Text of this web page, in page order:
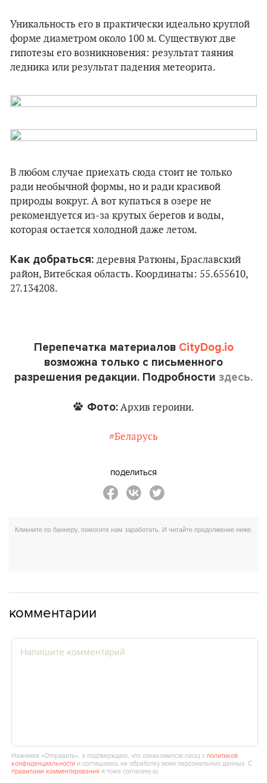
Уникальность его в практически идеально круглой
форме диаметром около 100 м. Существуют две
гипотезы его возникновения: результат таяния
ледника или результат падения метеорита.
В любом случае приехать сюда стоит не только
ради необычной формы, но и ради красивой
природы вокруг. А вот купаться в озере не
рекомендуется из-за крутых берегов и воды,
которая остается холодной даже летом.
Как добраться: деревня Ратюны, Браславский
район, Витебская область. Координаты: 55.655610,
27.134208.
Перепечатка материалов CityDog.io
возможна только с письменного
разрешения редакции. Подробности здесь.
Фото:Архив героини.
#Беларусь
поделиться
комментарии
Нажимая «Отправить», я подтверждаю, что ознакомился(‑лась) сполитикой
конфиденциальности и соглашаюсь на обработку моих персональных данных. С
правилами комментирования я тоже согласен(‑а).